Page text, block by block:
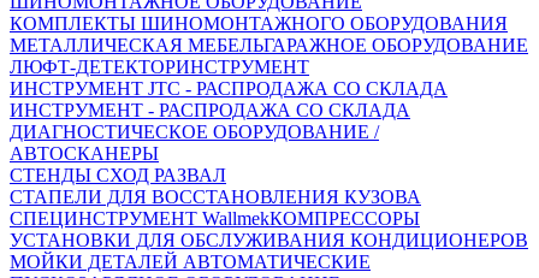
КОМПЛЕКТЫ ШИНОМОНТАЖНОГО ОБОРУДОВАНИЯ
МЕТАЛЛИЧЕСКАЯ МЕБЕЛЬГАРАЖНОЕ ОБОРУДОВАНИЕ
ЛЮФТ-ДЕТЕКТОРИНСТРУМЕНТ
ИНСТРУМЕНТ JTC - РАСПРОДАЖА СО СКЛАДА
ИНСТРУМЕНТ - РАСПРОДАЖА СО СКЛАДА
ДИАГНОСТИЧЕСКОЕ ОБОРУДОВАНИЕ /
АВТОСКАНЕРЫ
СТЕНДЫ СХОД РАЗВАЛ
СТАПЕЛИ ДЛЯ ВОССТАНОВЛЕНИЯ КУЗОВА
СПЕЦИНСТРУМЕНТ WallmekКОМПРЕССОРЫ
УСТАНОВКИ ДЛЯ ОБСЛУЖИВАНИЯ КОНДИЦИОНЕРОВ
МОЙКИ ДЕТАЛЕЙ АВТОМАТИЧЕСКИЕ